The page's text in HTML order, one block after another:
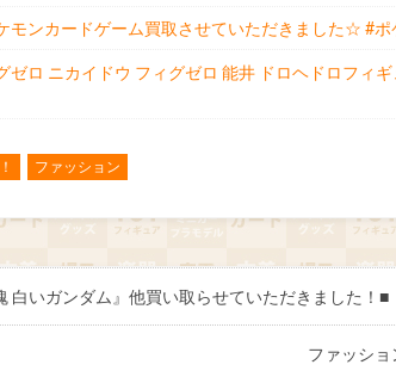
モンカードゲーム買取させていただきました☆ #ポ
ゼロ ニカイドウ フィグゼロ 能井 ドロヘドロフィ
ファッション
白いガンダム』他買い取らせていただきました！■
ファッシ